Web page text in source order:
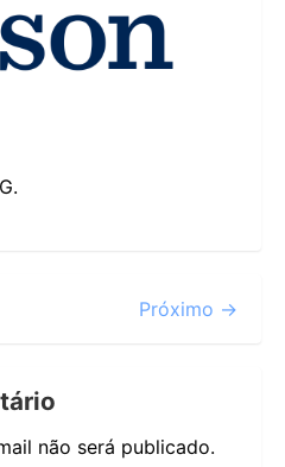
Próximo →
não será publicado.